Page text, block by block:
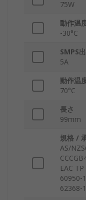
75W
動作温
-30°C
SMPS
5A
動作温
70°C
長さ
99mm
規格 /
AS/
EAC
60950-
62368-1